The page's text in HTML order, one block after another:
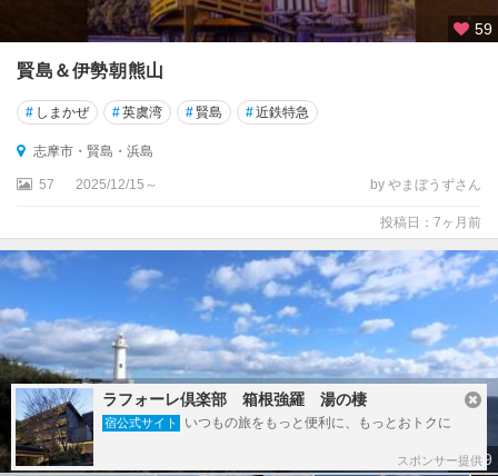
59
賢島＆伊勢朝熊山
# しまかぜ #英虞湾 #賢島 #近鉄特急
志摩市・賢島・浜島
57 2025/12/15～ by やまぼうずさん
投稿日：7ヶ月前
29
ラフォーレ倶楽部 箱根強羅 湯の棲
宿公式サイト いつもの旅をもっと便利に、もっとおトクに
スポンサー提供